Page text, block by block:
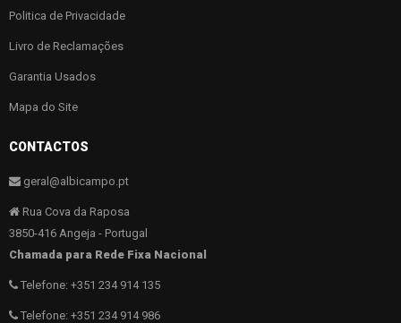
Politica de Privacidade
Livro de Reclamações
Garantia Usados
Mapa do Site
CONTACTOS
geral@albicampo.pt
Rua Cova da Raposa
3850-416 Angeja - Portugal
Chamada para Rede Fixa Nacional
Telefone: +351 234 914 135
Telefone: +351 234 914 986